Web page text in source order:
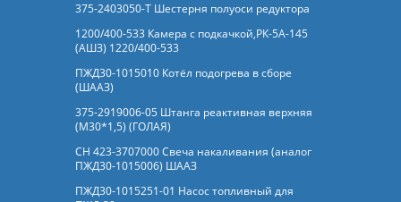
375-2403050-Т Шестерня полуоси редуктора
1200/400-533 Камера с подкачкой,РК-5А-145
(АШЗ) 1220/400-533
ПЖД30-1015010 Котёл подогрева в сборе
(ШААЗ)
375-2919006-05 Штанга реактивная верхняя
(М30*1,5) (ГОЛАЯ)
СН 423-3707000 Свеча накаливания (аналог
ПЖД30-1015006) ШААЗ
ПЖД30-1015251-01 Насос топливный для